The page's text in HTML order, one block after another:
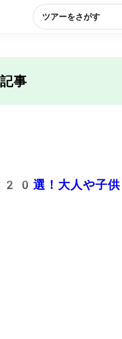
ツアーをさがす
事
20選！大人や子供